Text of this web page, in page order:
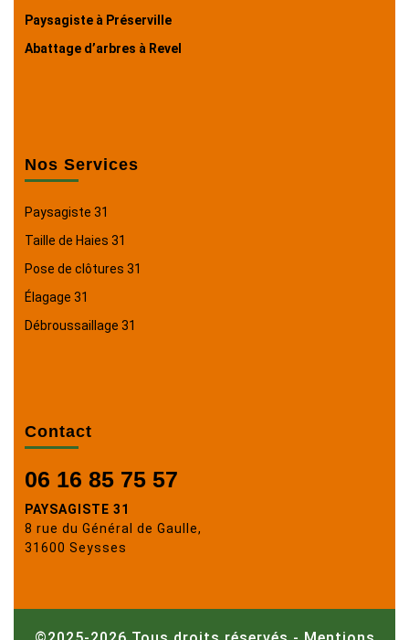
Paysagiste à Préserville
Abattage d’arbres à Revel
Nos Services
Paysagiste 31
Taille de Haies 31
Pose de clôtures 31
Élagage 31
Débroussaillage 31
Contact
06 16 85 75 57
PAYSAGISTE 31
8 rue du Général de Gaulle,
31600 Seysses